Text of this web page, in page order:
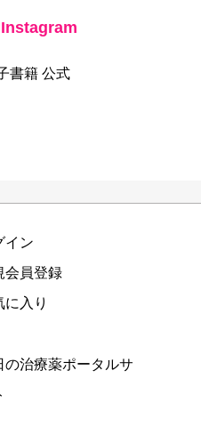
Instagram
書籍 公式
イン
会員登録
に入り
の治療薬ポータルサ